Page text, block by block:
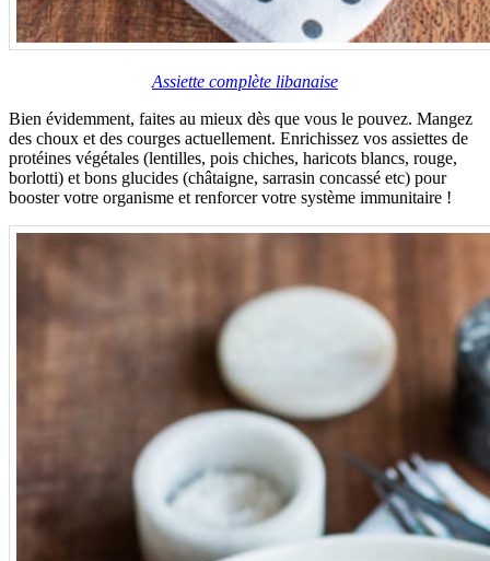
Assiette complète libanaise
Bien évidemment, faites au mieux dès que vous le pouvez. Mangez
des choux et des courges actuellement. Enrichissez vos assiettes de
protéines végétales (lentilles, pois chiches, haricots blancs, rouge,
borlotti) et bons glucides (châtaigne, sarrasin concassé etc) pour
booster votre organisme et renforcer votre système immunitaire !